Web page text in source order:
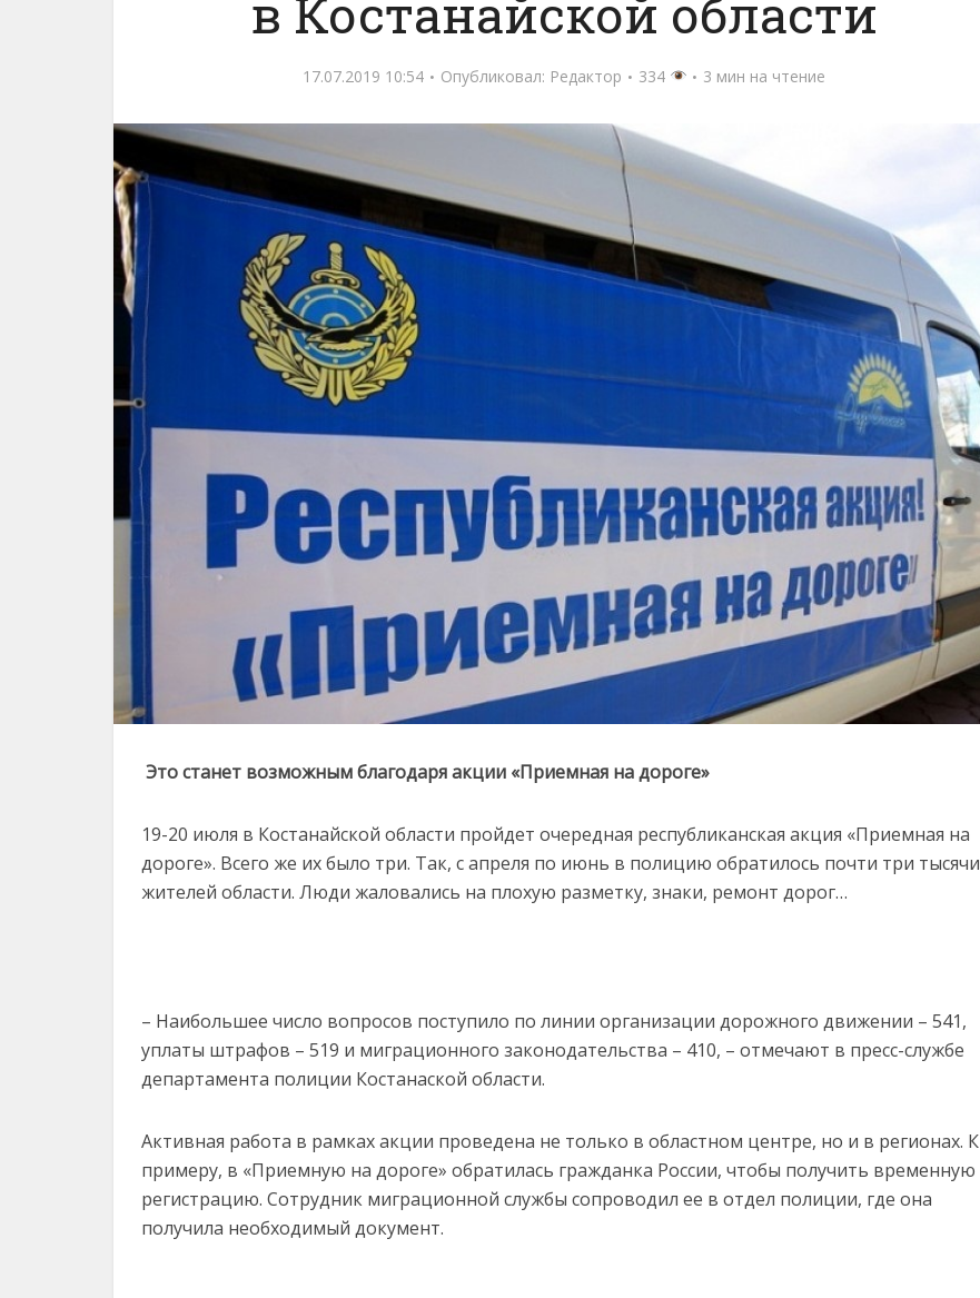
в Костанайской области
17.07.2019 10:54 Опубликовал: Редактор 334 3 мин на чтение
Это станет возможным благодаря акции «Приемная на дороге»
19-20 июля в Костанайской области пройдет очередная республиканская акция «Приемная на
дороге». Всего же их было три. Так, с апреля по июнь в полицию обратилось почти три тысячи
жителей области. Люди жаловались на плохую разметку, знаки, ремонт дорог…
– Наибольшее число вопросов поступило по линии организации дорожного движении – 541,
уплаты штрафов – 519 и миграционного законодательства – 410, – отмечают в пресс-службе
департамента полиции Костанаской области.
Активная работа в рамках акции проведена не только в областном центре, но и в регионах. К
примеру, в «Приемную на дороге» обратилась гражданка России, чтобы получить временную
регистрацию. Сотрудник миграционной службы сопроводил ее в отдел полиции, где она
получила необходимый документ.